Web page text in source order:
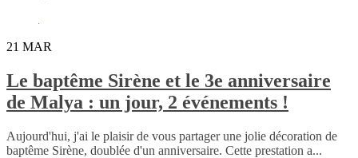
21 MAR
Le baptême Sirène et le 3e anniversaire
de Malya : un jour, 2 événements !
Aujourd'hui, j'ai le plaisir de vous partager une jolie décoration de
baptême Sirène, doublée d'un anniversaire. Cette prestation a...